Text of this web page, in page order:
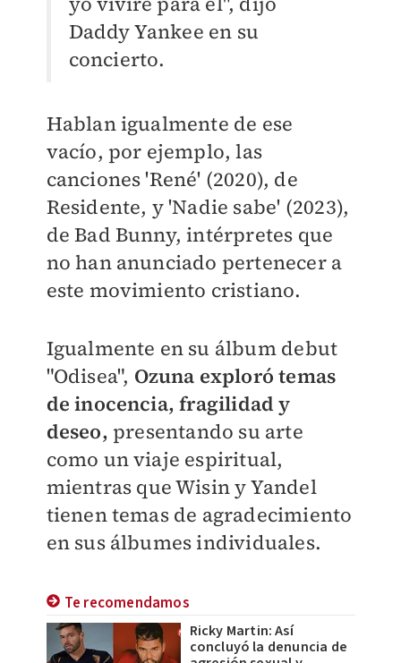
Daddy Yankee en su
concierto.
Hablan igualmente de ese
vacío, por ejemplo, las
canciones 'René' (2020), de
Residente, y 'Nadie sabe' (2023),
de Bad Bunny, intérpretes que
no han anunciado pertenecer a
este movimiento cristiano.
Igualmente en su álbum debut
"Odisea", Ozuna exploró temas
de inocencia, fragilidad y
deseo, presentando su arte
como un viaje espiritual,
mientras que Wisin y Yandel
tienen temas de agradecimiento
en sus álbumes individuales.
Te recomendamos
Ricky Martin: Así
concluyó la denuncia de